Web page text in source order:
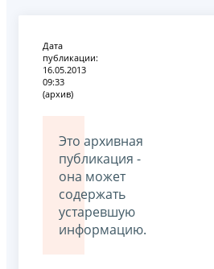
Дата
публикации:
16.05.2013
09:33
(архив)
Это архивная
публикация -
она может
содержать
устаревшую
информацию.